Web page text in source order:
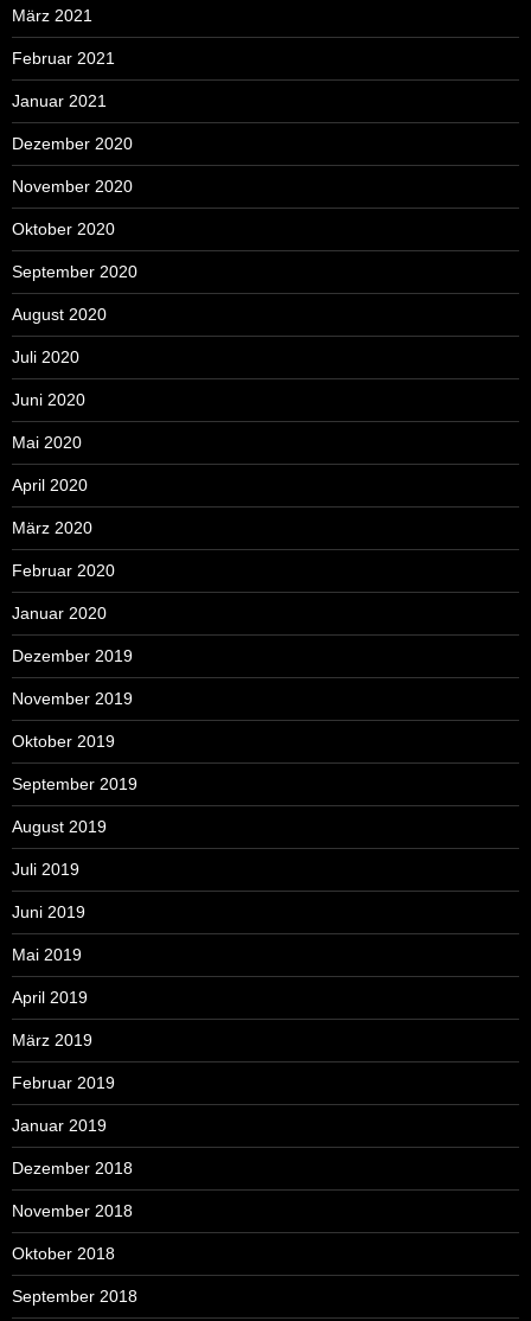
März 2021
Februar 2021
Januar 2021
Dezember 2020
November 2020
Oktober 2020
September 2020
August 2020
Juli 2020
Juni 2020
Mai 2020
April 2020
März 2020
Februar 2020
Januar 2020
Dezember 2019
November 2019
Oktober 2019
September 2019
August 2019
Juli 2019
Juni 2019
Mai 2019
April 2019
März 2019
Februar 2019
Januar 2019
Dezember 2018
November 2018
Oktober 2018
September 2018